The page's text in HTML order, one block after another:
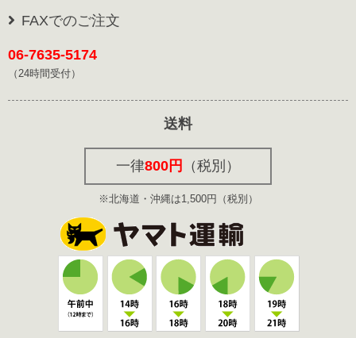
FAXでのご注文
06-7635-5174
（24時間受付）
送料
一律800円 （税別）
※北海道・沖縄は1,500円（税別）